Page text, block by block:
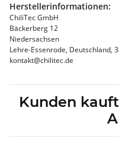
Herstellerinformationen:
ChiliTec GmbH
Bäckerberg 12
Niedersachsen
Lehre-Essenrode, Deutschland,
kontakt@chilitec.de
Kunden